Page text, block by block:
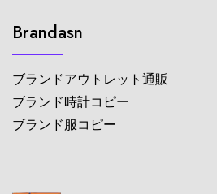
Brandasn
ブランドアウトレット通販
ブランド時計コピー
ブランド服コピー